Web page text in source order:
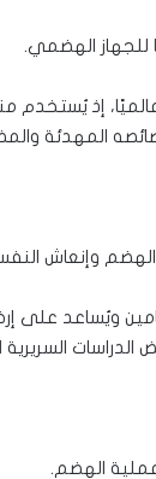
للجهاز الهضمي.
إذ يُستخدم
المهدئة
وإنعاش النفس،
ويُساعد على
الهضم.